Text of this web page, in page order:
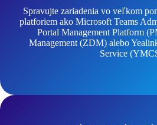
Spravujte zariadenia vo veľkom
platforiem ako Microsoft Teams
Portal Management Platform
Management (ZDM) alebo
Service